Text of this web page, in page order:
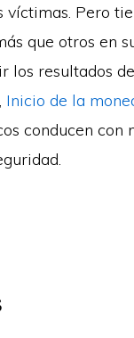
Pero
que otros en
los resultados
Inicio de la
conducen con